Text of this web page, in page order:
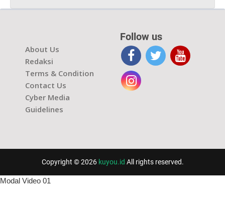
About Us
Redaksi
Terms & Condition
Contact Us
Cyber Media
Guidelines
Follow us
Copyright © 2026 kuyou.id All rights reserved.
Modal Video 01